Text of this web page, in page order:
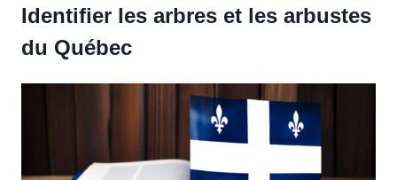
Identifier les arbres et les arbustes
du Québec